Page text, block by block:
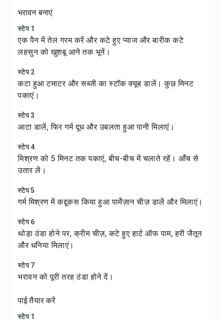
भरावन बनाएं
स्टेप 1
एक पैन में तेल गरम करें और कटे हुए प्याज और बारीक कटे
लहसुन को खुशबू आने तक भूनें।
स्टेप 2
कटा हुआ टमाटर और सब्जी का स्टॉक क्यूब डालें। कुछ मिनट
पकाएं।
स्टेप 3
आटा डालें, फिर गर्म दूध और उबलता हुआ पानी मिलाएं।
स्टेप 4
मिश्रण को 5 मिनट तक पकाएं, बीच-बीच में चलाते रहें। आँच से
उतार लें।
स्टेप 5
गर्म मिश्रण में कद्दूकस किया हुआ पार्मेज़ान चीज़ डालें और मिलाएं।
स्टेप 6
थोड़ा ठंडा होने पर, क्रीम चीज़, कटे हुए हार्ट ऑफ पाम, हरी जैतून
और धनिया मिलाएं।
स्टेप 7
भरावन को पूरी तरह ठंडा होने दें।
पाई तैयार करें
स्टेप 1